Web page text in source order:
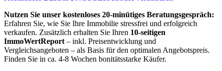
Nutzen Sie unser kostenloses 20-minütiges Beratungsgespräch:
Erfahren Sie, wie Sie Ihre Immobilie stressfrei und erfolgreich
verkaufen. Zusätzlich erhalten Sie Ihren 10-seitigen
ImmoWertReport – inkl. Preisentwicklung und
Vergleichsangeboten – als Basis für den optimalen Angebotspreis.
Finden Sie in ca. 4-8 Wochen bonitätsstarke Käufer.